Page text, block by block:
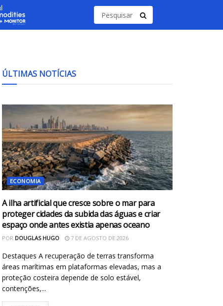
ÚLTIMAS NOTÍCIAS
ECONOMIA
A ilha artificial que cresce sobre o mar para
proteger cidades da subida das águas e criar
espaço onde antes existia apenas oceano
POR DOUGLAS HUGO 7 DE AGOSTO DE 2026
Destaques A recuperação de terras transforma
áreas marítimas em plataformas elevadas, mas a
proteção costeira depende de solo estável,
contenções,...